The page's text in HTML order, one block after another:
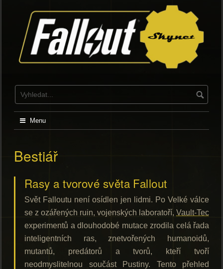
Menu
Bestiář
Rasy a tvorové světa Fallout
Svět Falloutu není osídlen jen lidmi. Po Velké válce
se z ozářených ruin, vojenských laboratoří, Vault-Tec
experimentů a dlouhodobé mutace zrodila celá řada
inteligentních ras, znetvořených humanoidů,
mutantů, predátorů a tvorů, kteří tvoří
neodmyslitelnou součást Pustiny. Tento přehled